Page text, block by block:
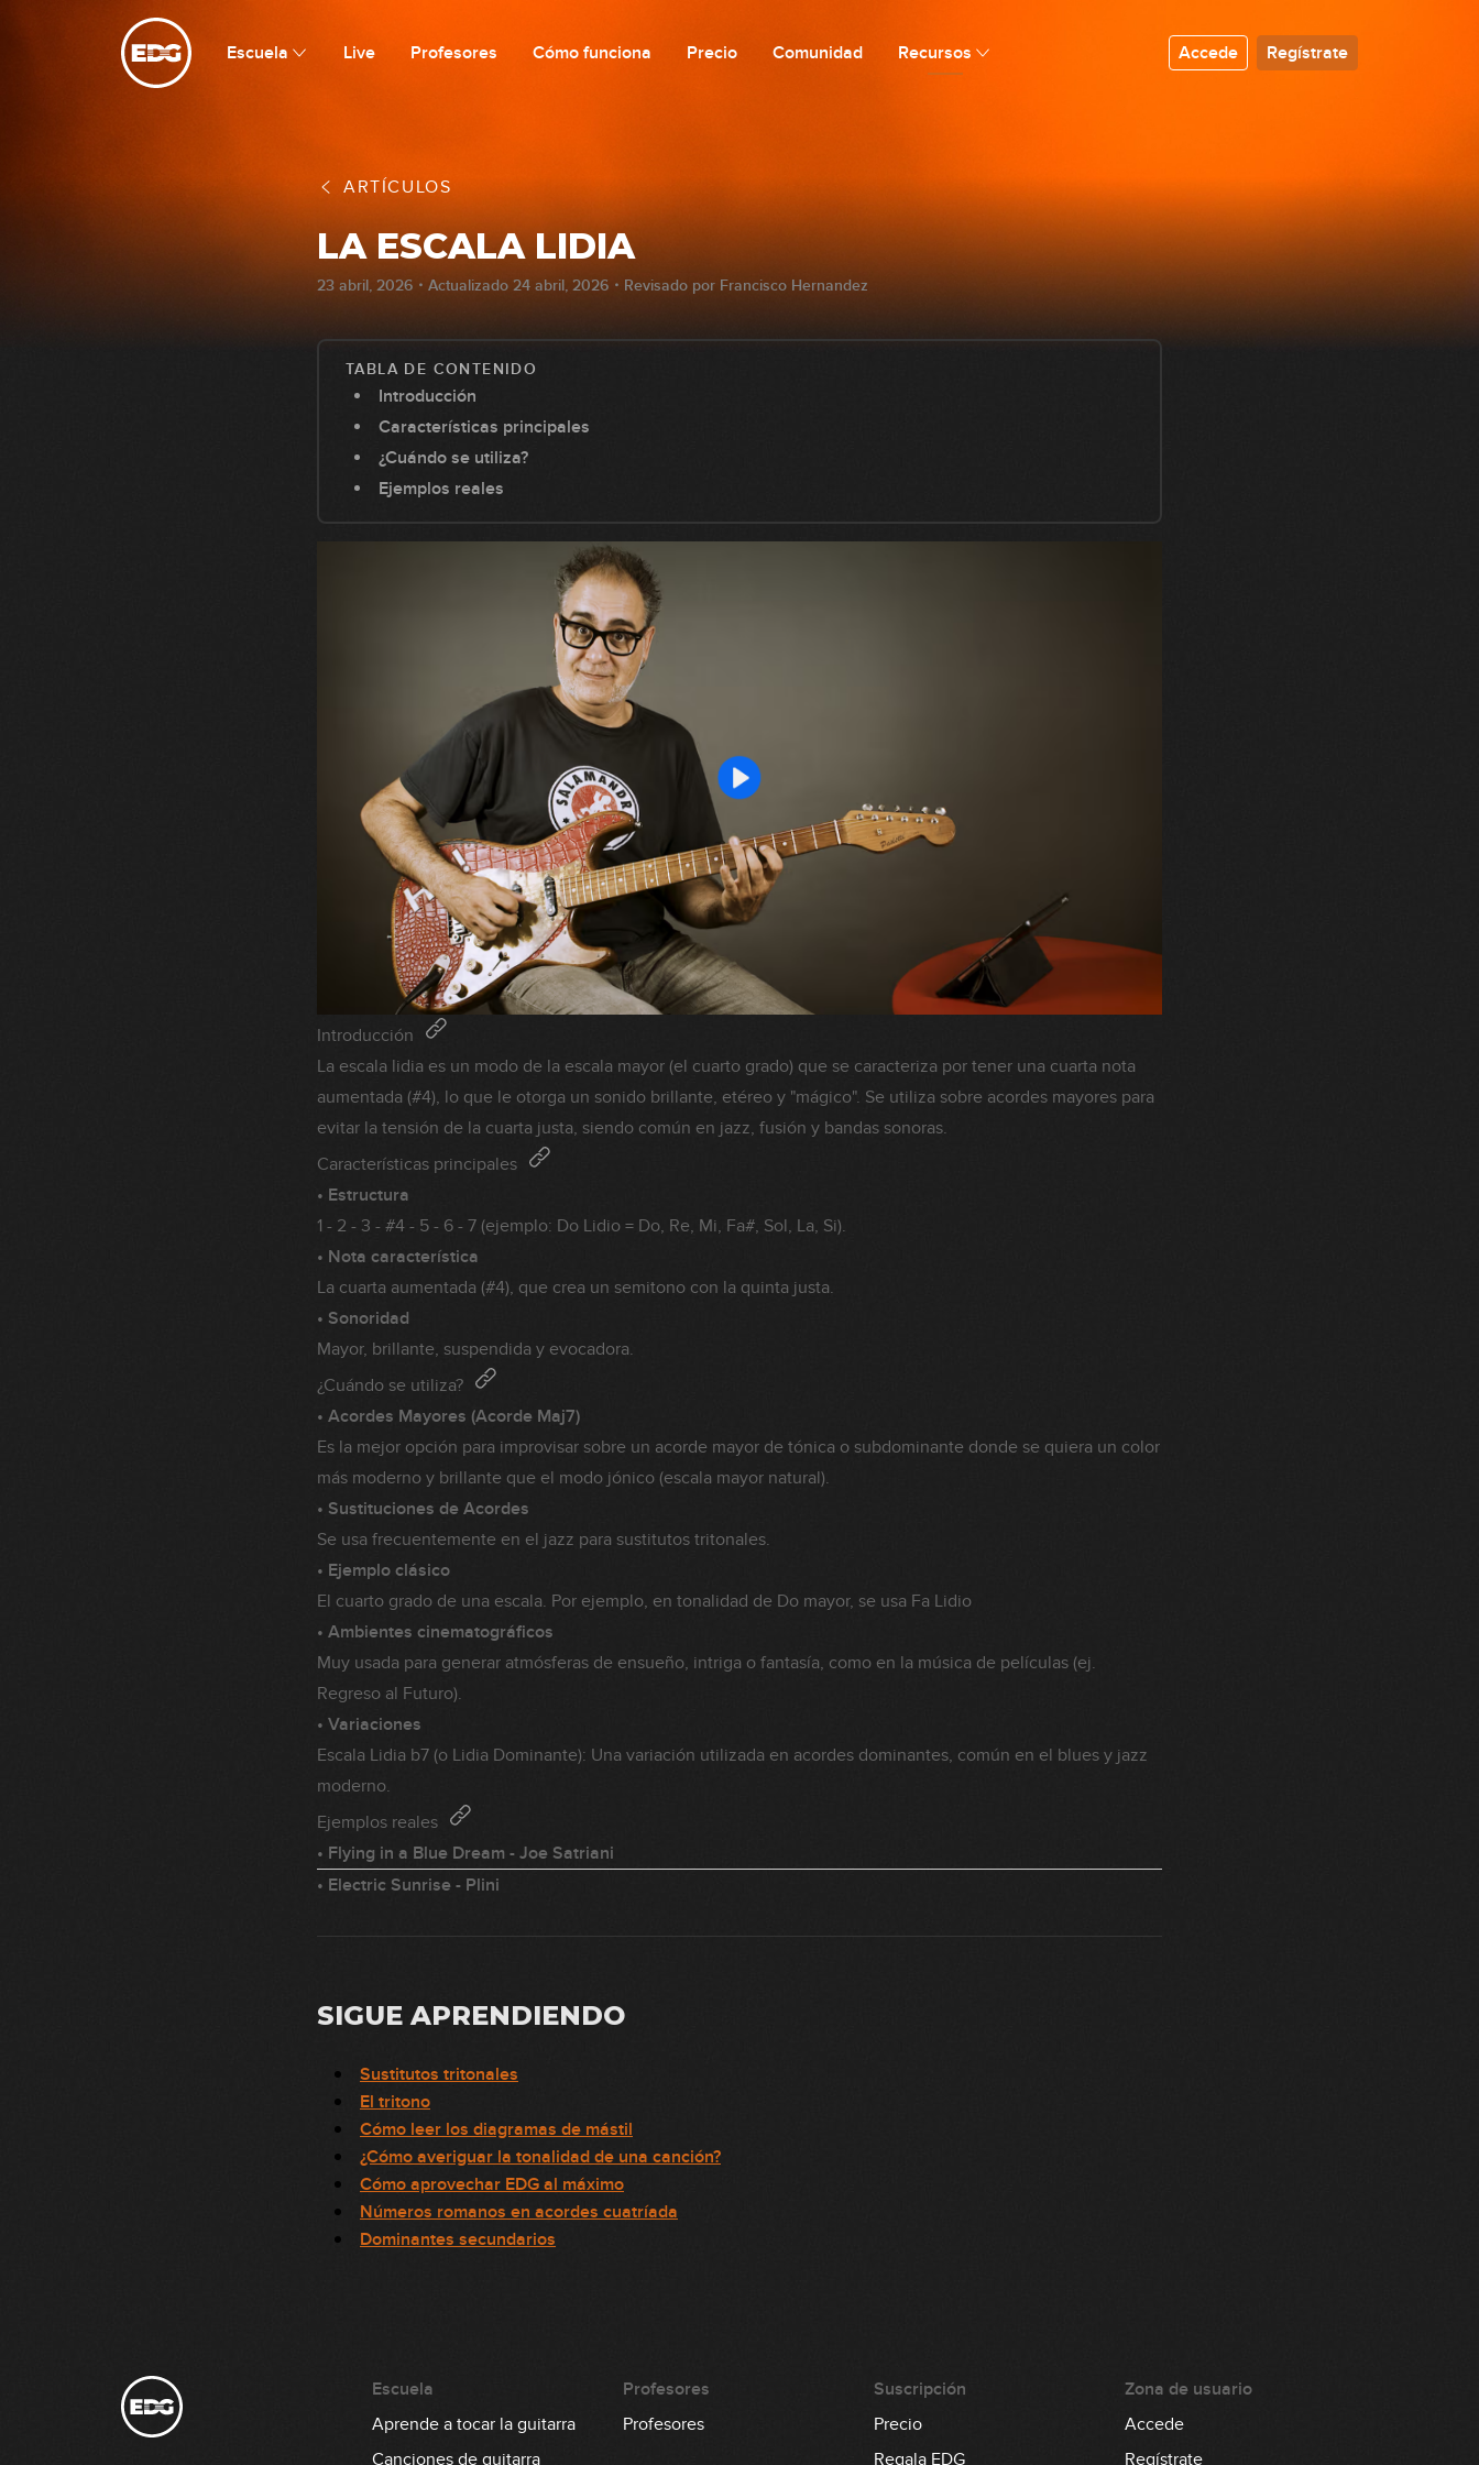
Escuela Live Profesores Cómo funciona Precio Comunidad Recursos Accede Regístrate
ARTÍCULOS
LA ESCALA LIDIA
23 abril, 2026・Actualizado 24 abril, 2026・Revisado por Francisco Hernandez
TABLA DE CONTENIDO
Introducción
Características principales
¿Cuándo se utiliza?
Ejemplos reales
Introducción
La escala lidia es un modo de la escala mayor (el cuarto grado) que se caracteriza por tener una cuarta nota
aumentada (#4), lo que le otorga un sonido brillante, etéreo y "mágico". Se utiliza sobre acordes mayores para
evitar la tensión de la cuarta justa, siendo común en jazz, fusión y bandas sonoras.
Características principales
• Estructura
1 - 2 - 3 - #4 - 5 - 6 - 7 (ejemplo: Do Lidio = Do, Re, Mi, Fa#, Sol, La, Si).
• Nota característica
La cuarta aumentada (#4), que crea un semitono con la quinta justa.
• Sonoridad
Mayor, brillante, suspendida y evocadora.
¿Cuándo se utiliza?
• Acordes Mayores (Acorde Maj7)
Es la mejor opción para improvisar sobre un acorde mayor de tónica o subdominante donde se quiera un color
más moderno y brillante que el modo jónico (escala mayor natural).
• Sustituciones de Acordes
Se usa frecuentemente en el jazz para sustitutos tritonales.
• Ejemplo clásico
El cuarto grado de una escala. Por ejemplo, en tonalidad de Do mayor, se usa Fa Lidio
• Ambientes cinematográficos
Muy usada para generar atmósferas de ensueño, intriga o fantasía, como en la música de películas (ej.
Regreso al Futuro).
• Variaciones
Escala Lidia b7 (o Lidia Dominante): Una variación utilizada en acordes dominantes, común en el blues y jazz
moderno.
Ejemplos reales
• Flying in a Blue Dream - Joe Satriani
• Electric Sunrise - Plini
SIGUE APRENDIENDO
Sustitutos tritonales
El tritono
Cómo leer los diagramas de mástil
¿Cómo averiguar la tonalidad de una canción?
Cómo aprovechar EDG al máximo
Números romanos en acordes cuatríada
Dominantes secundarios
Escuela
Aprende a tocar la guitarra
Canciones de guitarra
Profesores
Profesores
Suscripción
Precio
Regala EDG
Zona de usuario
Accede
Regístrate